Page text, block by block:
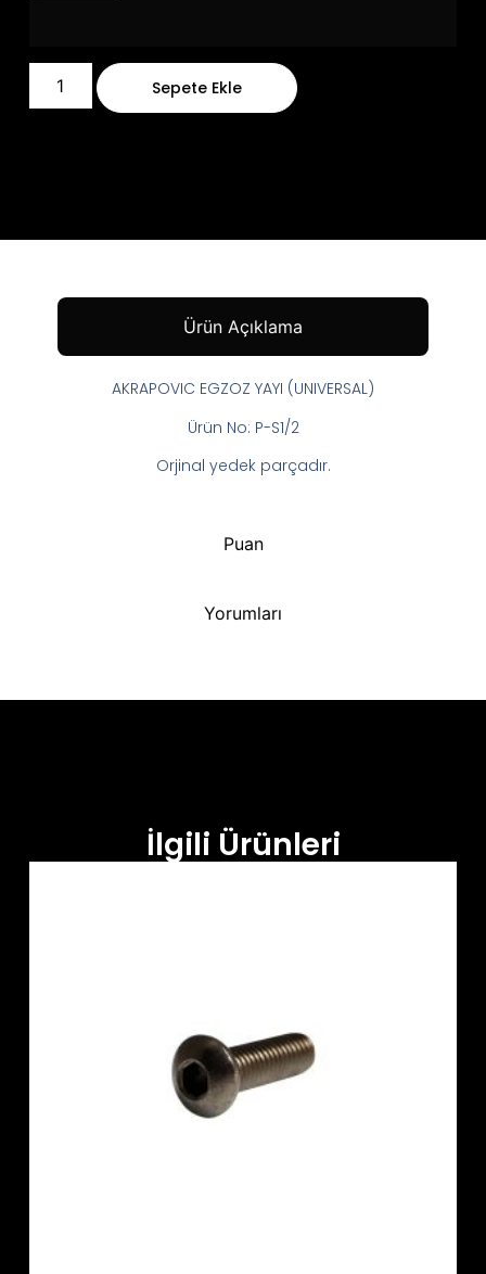
Sepete Ekle
Ürün Açıklama
Puan
Yorumları
AKRAPOVIC EGZOZ YAYI (UNIVERSAL)
Ürün No: P-S1/2
Orjinal yedek parçadır.
İlgili Ürünleri